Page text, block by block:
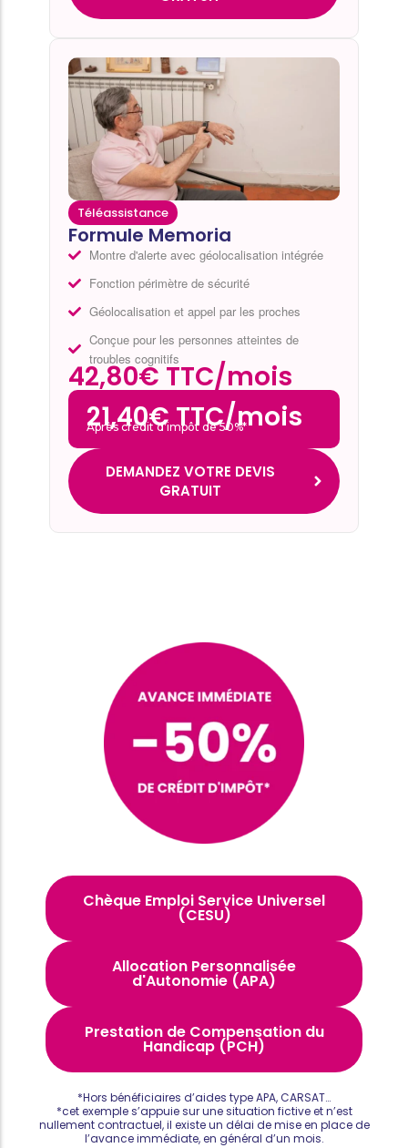
Téléassistance
Formule Memoria
Montre d'alerte avec géolocalisation intégrée
Fonction périmètre de sécurité
Géolocalisation et appel par les proches
Conçue pour les personnes atteintes de
troubles cognitifs
42,80€ TTC/mois
21,40€ TTC/mois
Après crédit d’impôt de 50%*
DEMANDEZ VOTRE DEVIS
GRATUIT
Chèque Emploi Service Universel
(CESU)
Allocation Personnalisée
d'Autonomie (APA)
Prestation de Compensation du
Handicap (PCH)
*Hors bénéficiaires d’aides type APA, CARSAT…
*cet exemple s’appuie sur une situation fictive et n’est
nullement contractuel, il existe un délai de mise en place de
l’avance immédiate, en général d’un mois.